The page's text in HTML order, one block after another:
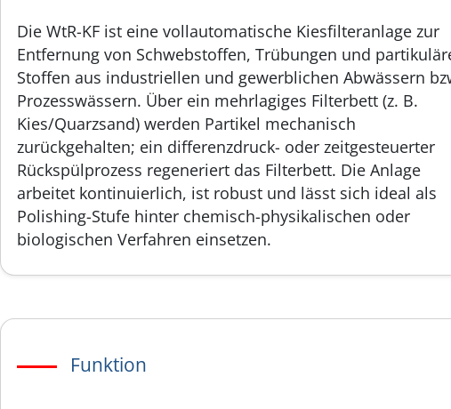
Die WtR-KF ist eine vollautomatische Kiesfilteranlage zur
Entfernung von Schwebstoffen, Trübungen und
Stoffen aus industriellen und gewerblichen Abwässern
Prozesswässern. Über ein mehrlagiges Filterbett (z. B.
Kies/Quarzsand) werden Partikel mechanisch
zurückgehalten; ein differenzdruck- oder zeitgesteuerter
Rückspülprozess regeneriert das Filterbett. Die Anlage
arbeitet kontinuierlich, ist robust und lässt sich ideal als
Polishing-Stufe hinter chemisch-physikalischen oder
biologischen Verfahren einsetzen.
Funktion